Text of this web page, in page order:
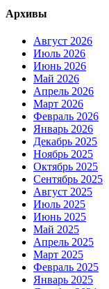
Архивы
Август 2026
Июль 2026
Июнь 2026
Май 2026
Апрель 2026
Март 2026
Февраль 2026
Январь 2026
Декабрь 2025
Ноябрь 2025
Октябрь 2025
Сентябрь 2025
Август 2025
Июль 2025
Июнь 2025
Май 2025
Апрель 2025
Март 2025
Февраль 2025
Январь 2025